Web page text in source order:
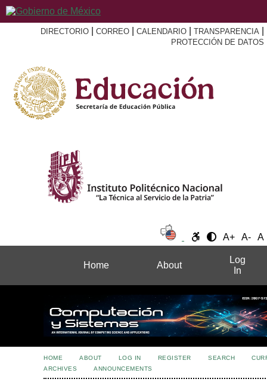
DIRECTORIO CORREO CALENDARIO TRANSPARENCIA
PROTECCIÓN DE DATOS
A+ A- A
Home About
Log
In
HOME ABOUT LOG IN REGISTER SEARCH
ARCHIVES
ANNOUNCEMENTS